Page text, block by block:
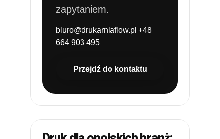
zapytaniem.
biuro@drukarniaflow.pl +48
664 903 495
Przejdź do kontaktu